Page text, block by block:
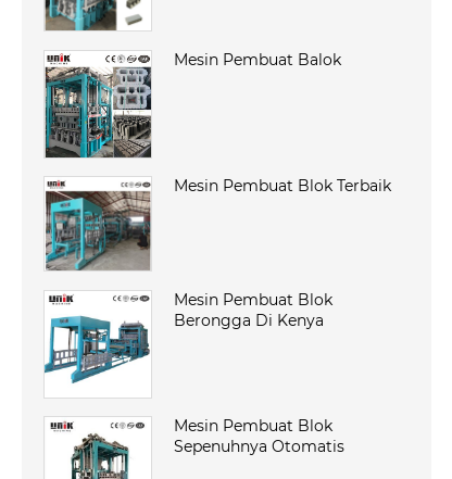
Mesin Pembuat Balok
Mesin Pembuat Blok Terbaik
Mesin Pembuat Blok
Berongga Di Kenya
Mesin Pembuat Blok
Sepenuhnya Otomatis